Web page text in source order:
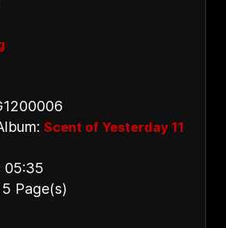
Scent of Yesterday 11
05:35
Page(s)